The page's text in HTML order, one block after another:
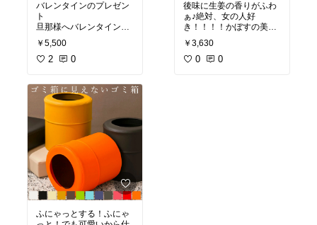
バレンタインのプレゼン
ト
旦那様へバレンタインの
プレゼントです。
以前も同じような小物入
れをつかっていました
いました。
本皮でしっかりしている
のしっかりしたチャック
になっています。
そして何気にストラップ
部分がもちやすく使い勝
手が良さそうです。
もし、プレゼントでいら
ないって言われたら自分
で使おうと思っていたけ
すっかりお気に入りらし
￥5,500
2 0
ふにゃっとする！ふにゃ
後味に生姜の香りがふわ
ぁ♪絶対、女の人好
き！！！！かぼすの美味
しい甘酸っぱさのなか
に、生姜さんこんにちわ♪
２本買ったけどあっとい
￥3,630
0 0